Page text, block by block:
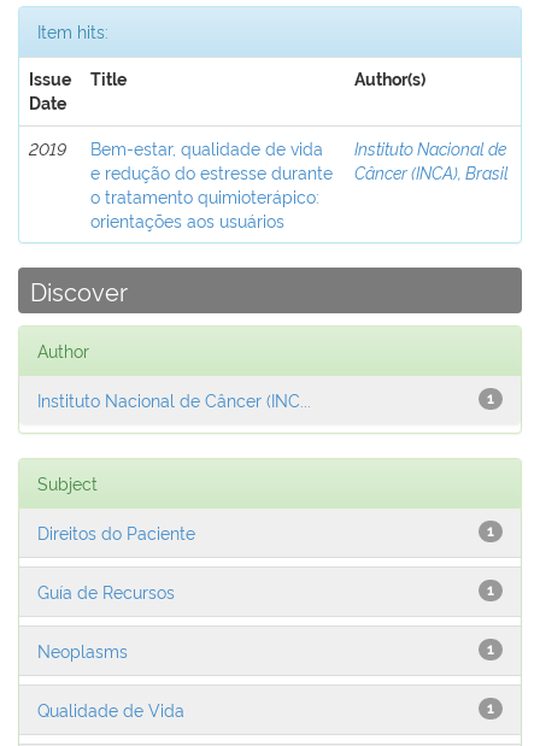
Item hits:
Issue
Date
Title Author(s)
2019
Bem-estar, qualidade de vida
e redução do estresse durante
o tratamento quimioterápico:
orientações aos usuários
Instituto Nacional de
Câncer (INCA), Brasil
Discover
Author
1
Instituto Nacional de Câncer (INC...
Subject
1
Direitos do Paciente
1
Guía de Recursos
1
Neoplasms
1
Qualidade de Vida